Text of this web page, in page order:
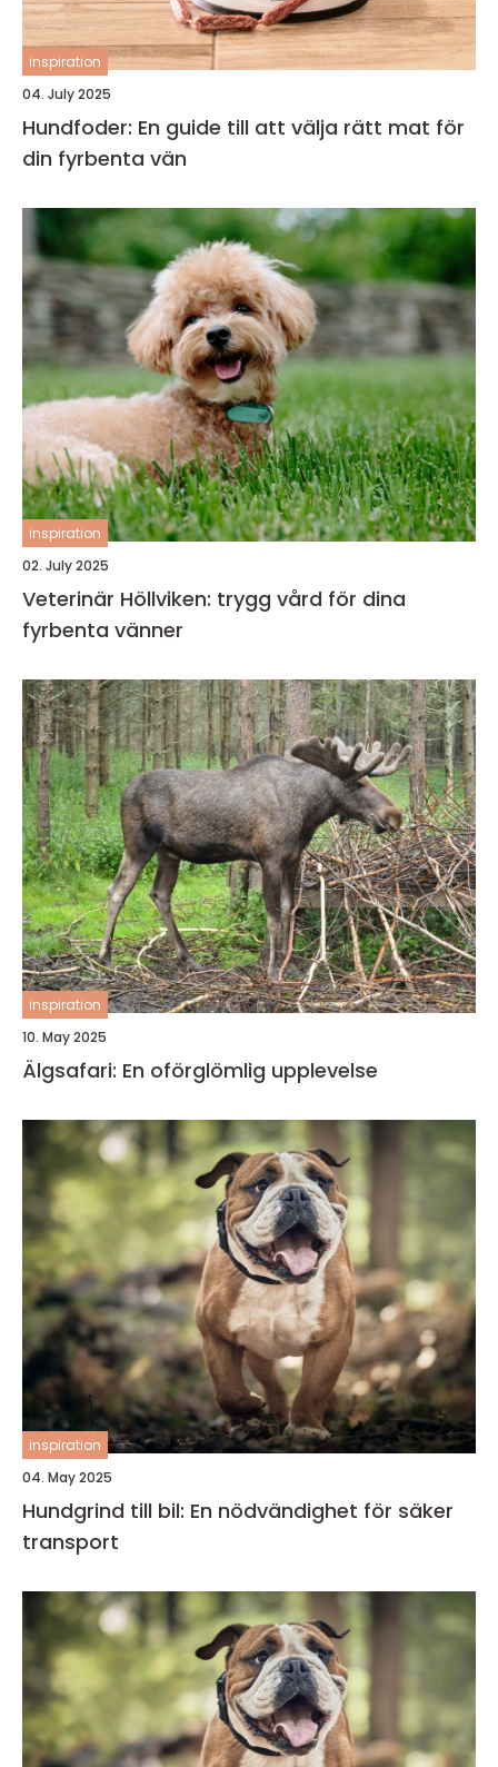
inspiration
04. July 2025
Hundfoder: En guide till att välja rätt mat för
din fyrbenta vän
inspiration
02. July 2025
Veterinär Höllviken: trygg vård för dina
fyrbenta vänner
inspiration
10. May 2025
Älgsafari: En oförglömlig upplevelse
inspiration
04. May 2025
Hundgrind till bil: En nödvändighet för säker
transport